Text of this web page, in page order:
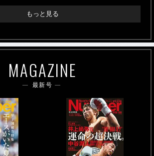
もっと見る
MAGAZINE
最新号